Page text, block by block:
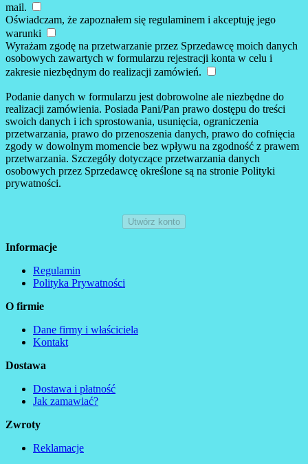
mail.
Oświadczam, że zapoznałem się regulaminem i akceptuję jego
warunki
Wyrażam zgodę na przetwarzanie przez Sprzedawcę moich danych
osobowych zawartych w formularzu rejestracji konta w celu i
zakresie niezbędnym do realizacji zamówień.
Podanie danych w formularzu jest dobrowolne ale niezbędne do
realizacji zamówienia. Posiada Pani/Pan prawo dostępu do treści
swoich danych i ich sprostowania, usunięcia, ograniczenia
przetwarzania, prawo do przenoszenia danych, prawo do cofnięcia
zgody w dowolnym momencie bez wpływu na zgodność z prawem
przetwarzania. Szczegóły dotyczące przetwarzania danych
osobowych przez Sprzedawcę określone są na stronie Polityki
prywatności.
Informacje
Regulamin
Polityka Prywatności
O firmie
Dane firmy i właściciela
Kontakt
Dostawa
Dostawa i płatność
Jak zamawiać?
Zwroty
Reklamacje